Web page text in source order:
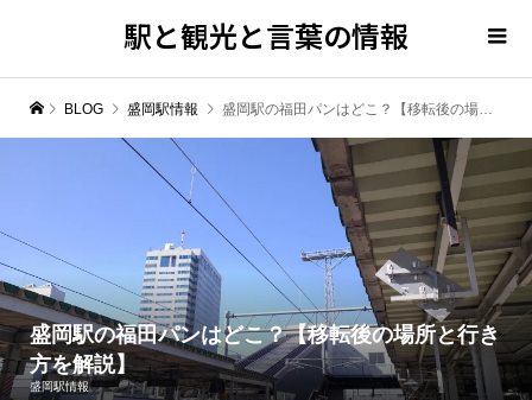
駅と観光と言葉の情報
BLOG 盛岡駅情報 盛岡駅の福田パンはどこ？【移転後の場所と行き方を解説】
盛岡駅の福田パンはどこ？【移転後の場所と行き
方を解説】
盛岡駅情報